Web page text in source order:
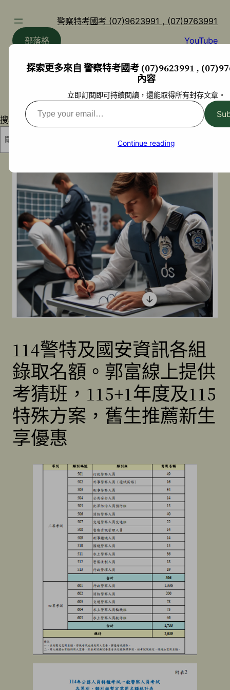
警察特考國考 (07)9623991 , (07)9763991
部落格
YouTube
搜尋
搜尋
114警特及國安資訊各組
錄取名額。郭富線上提供
考猜班，115+1年度及115
特殊方案，舊生推薦新生
享優惠
探索更多來自 警察特考國考 (07)9623991 ,
內容
立即訂閱即可持續閱讀，還能取得所有封存文章。
Type
your
Continue reading